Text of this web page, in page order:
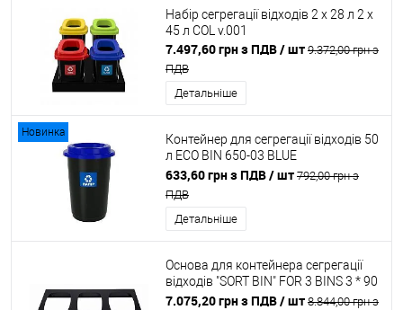
Набір сегрегації відходів 2 х 28 л 2 х
45 л COL v.001
7.497,60 грн з ПДВ/ шт 9.372,00 грн з
ПДВ
Детальніше
Новинка
Контейнер для сегрегації відходів 50
л ECO BIN 650-03 BLUE
5907749936506
633,60 грн з ПДВ/ шт 792,00 грн з
ПДВ
Детальніше
Основа для контейнера сегрегації
відходів "SORT BIN" FOR 3 BINS 3 * 90
L
7.075,20 грн з ПДВ/ шт 8.844,00 грн з